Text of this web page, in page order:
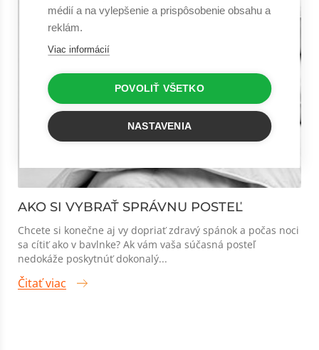
AKO SI VYBRAŤ SPRÁVNU POSTEĽ
Chcete si konečne aj vy dopriať zdravý spánok a počas noci
sa cítiť ako v bavlnke? Ak vám vaša súčasná posteľ
nedokáže poskytnúť dokonalý...
Čitať viac
médií a na vylepšenie a prispôsobenie obsahu a
reklám.
Viac informácií
POVOLIŤ VŠETKO
NASTAVENIA